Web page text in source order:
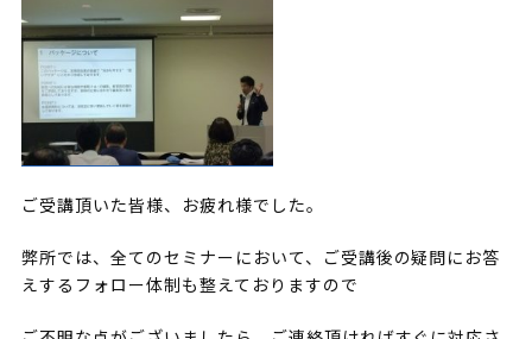
ご受講頂いた皆様、お疲れ様でした。
弊所では、全てのセミナーにおいて、ご受講後の疑問にお答
えするフォロー体制も整えておりますので